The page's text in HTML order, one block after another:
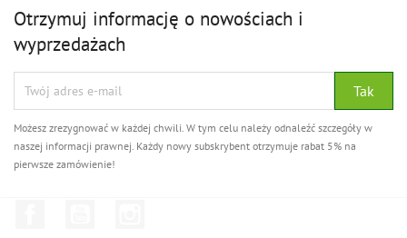
Otrzymuj informację o nowościach i
wyprzedażach
Możesz zrezygnować w każdej chwili. W tym celu należy odnaleźć szczegóły w
naszej informacji prawnej. Każdy nowy subskrybent otrzymuje rabat 5% na
pierwsze zamówienie!